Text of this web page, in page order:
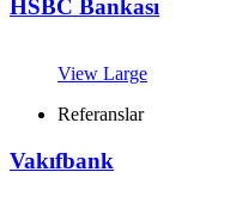
HSBC Bankası
View Large
Referanslar
Vakıfbank